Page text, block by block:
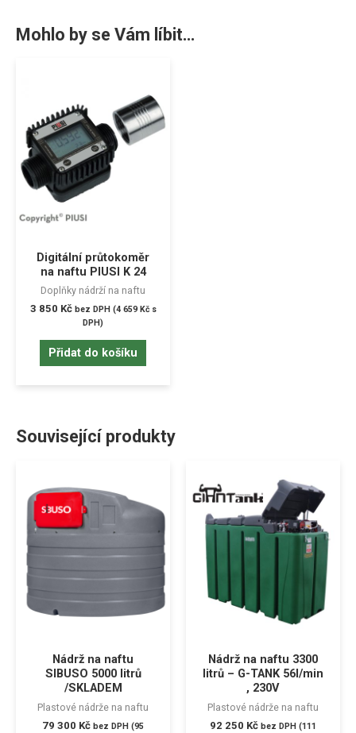
Mohlo by se Vám líbit…
Digitální průtokoměr
na naftu PIUSI K 24
Doplňky nádrží na naftu
3 850 Kč bez DPH (4 659 Kčs
DPH)
Přidat do košíku
Související produkty
Nádrž na naftu
SIBUSO 5000 litrů
/SKLADEM
Plastové nádrže na naftu
79 300 Kč bez DPH (95
Nádrž na naftu 3300
litrů – G-TANK 56l/min
, 230V
Plastové nádrže na naftu
92 250 Kč bez DPH (111